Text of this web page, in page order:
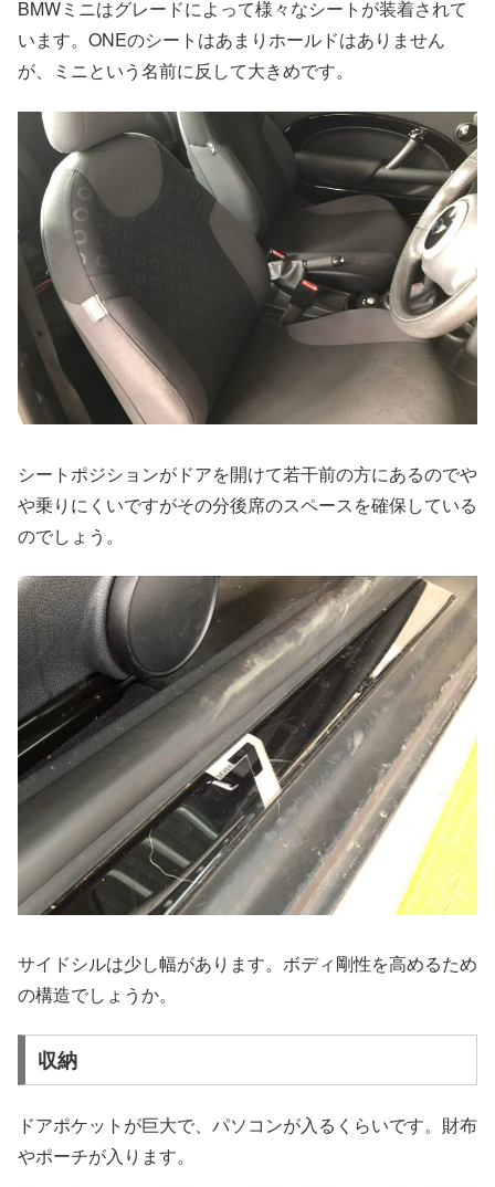
BMWミニはグレードによって様々なシートが装着されて
います。ONEのシートはあまりホールドはありません
が、ミニという名前に反して大きめです。
シートポジションがドアを開けて若干前の方にあるのでや
や乗りにくいですがその分後席のスペースを確保している
のでしょう。
サイドシルは少し幅があります。ボディ剛性を高めるため
の構造でしょうか。
収納
ドアポケットが巨大で、パソコンが入るくらいです。財布
やポーチが入ります。